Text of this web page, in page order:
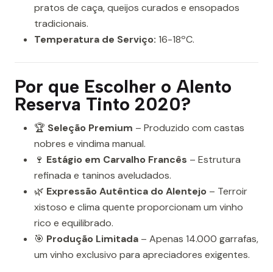
pratos de caça, queijos curados e ensopados
tradicionais.
Temperatura de Serviço: 16-18ºC.
Por que Escolher o Alento
Reserva Tinto 2020?
🏆 Seleção Premium – Produzido com castas
nobres e vindima manual.
🍷 Estágio em Carvalho Francês – Estrutura
refinada e taninos aveludados.
🌿 Expressão Autêntica do Alentejo – Terroir
xistoso e clima quente proporcionam um vinho
rico e equilibrado.
🎯 Produção Limitada – Apenas 14.000 garrafas,
um vinho exclusivo para apreciadores exigentes.